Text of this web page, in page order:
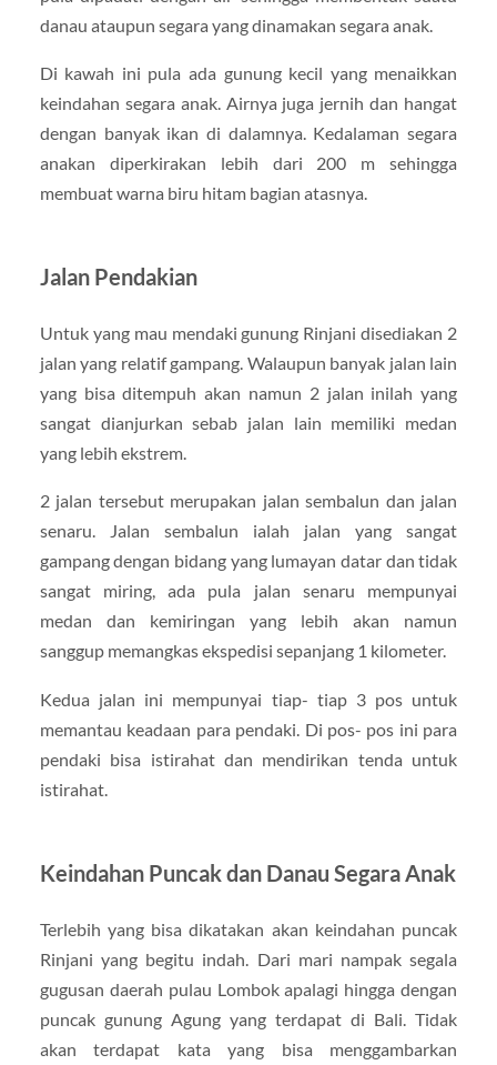
danau ataupun segara yang dinamakan segara anak.
Di kawah ini pula ada gunung kecil yang menaikkan
keindahan segara anak. Airnya juga jernih dan hangat
dengan banyak ikan di dalamnya. Kedalaman segara
anakan diperkirakan lebih dari 200 m sehingga
membuat warna biru hitam bagian atasnya.
Jalan Pendakian
Untuk yang mau mendaki gunung Rinjani disediakan 2
jalan yang relatif gampang. Walaupun banyak jalan lain
yang bisa ditempuh akan namun 2 jalan inilah yang
sangat dianjurkan sebab jalan lain memiliki medan
yang lebih ekstrem.
2 jalan tersebut merupakan jalan sembalun dan jalan
senaru. Jalan sembalun ialah jalan yang sangat
gampang dengan bidang yang lumayan datar dan tidak
sangat miring, ada pula jalan senaru mempunyai
medan dan kemiringan yang lebih akan namun
sanggup memangkas ekspedisi sepanjang 1 kilometer.
Kedua jalan ini mempunyai tiap- tiap 3 pos untuk
memantau keadaan para pendaki. Di pos- pos ini para
pendaki bisa istirahat dan mendirikan tenda untuk
istirahat.
Keindahan Puncak dan Danau Segara Anak
Terlebih yang bisa dikatakan akan keindahan puncak
Rinjani yang begitu indah. Dari mari nampak segala
gugusan daerah pulau Lombok apalagi hingga dengan
puncak gunung Agung yang terdapat di Bali. Tidak
akan terdapat kata yang bisa menggambarkan